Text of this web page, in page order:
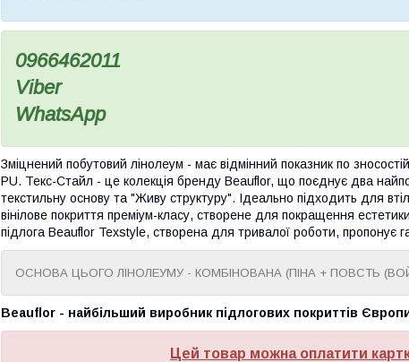
0966462011
Viber
WhatsApp
Зміцнений побутовий лінолеум - має відмінний показник по
PU. Текс-Стайл - це колекція бренду Beauflor, що поєднує два
текстильну основу та "Живу структуру". Ідеально підходить для
вінілове покриття преміум-класу, створене для покращення
підлога Beauflor Texstyle, створена для тривалої роботи, пропонує
ОСНОВА ЦЬОГО ЛІНОЛЕУМУ - КОМБІНОВАНА (ПІНА + ПОВСТЬ
Beauflor - найбільший виробник підлогових покриттів
Цей товар можна оплатити